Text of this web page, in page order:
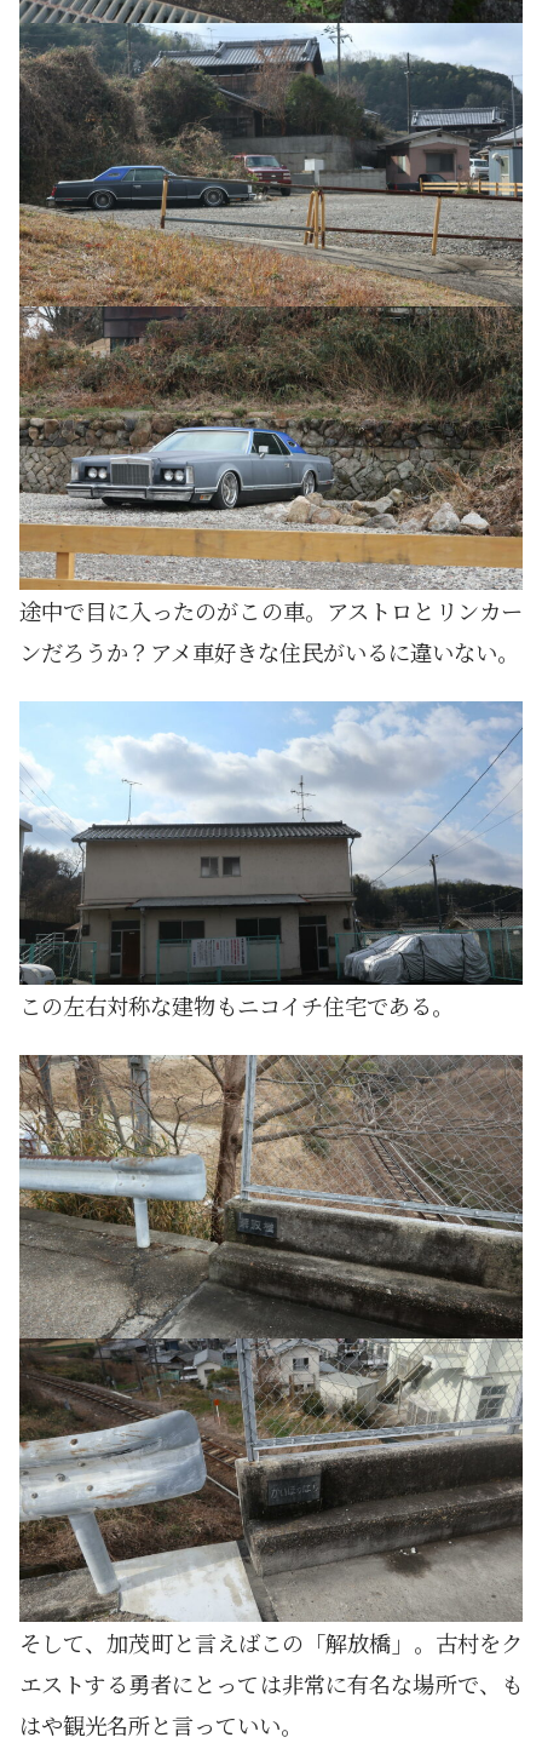
途中で目に入ったのがこの車。アストロとリンカー
ンだろうか？アメ車好きな住民がいるに違いない。
この左右対称な建物もニコイチ住宅である。
そして、加茂町と言えばこの「解放橋」。古村をク
エストする勇者にとっては非常に有名な場所で、も
はや観光名所と言っていい。